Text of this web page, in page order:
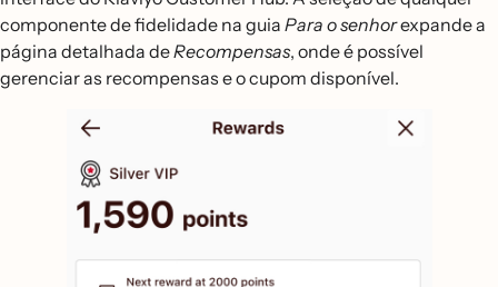
componente de fidelidade na guia Para o senhorexpande a
página detalhada deRecompensas, onde é possível
gerenciar as recompensas e o cupom disponível.